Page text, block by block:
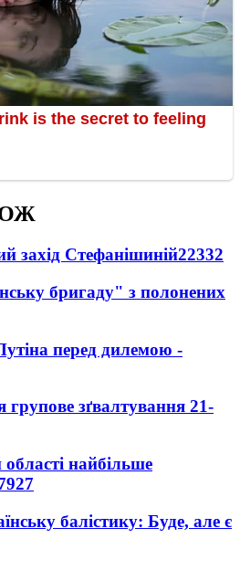
захід Стефанішиній22332
бригаду" з полонених
перед дилемою -
групове зґвалтування 21-
найбільше
балістику: Буде, але є